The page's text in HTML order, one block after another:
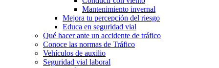
Mantenimiento invernal
Mejora tu percepción del riesgo
Educa en seguridad vial
Qué hacer ante un accidente de tráfico
Conoce las normas de Tráfico
Vehículos de auxilio
Seguridad vial laboral